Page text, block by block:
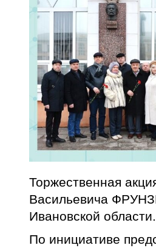
Торжественная
Васильевича
Ивановской области.
По инициативе